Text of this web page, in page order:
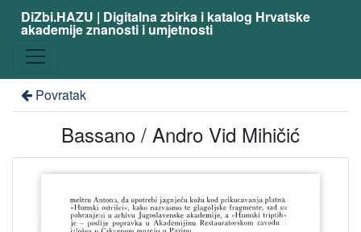
DiZbi.HAZU | Digitalna zbirka i katalog Hrvatske
akademije znanosti i umjetnosti
Povratak
Bassano / Andro Vid Mihičić